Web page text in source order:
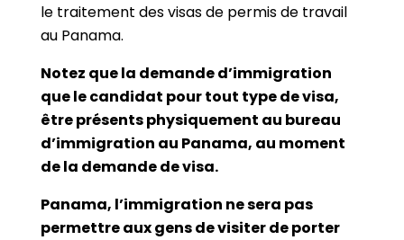
le traitement des visas de permis de travail
au Panama.
Notez que la demande d’immigration
que le candidat pour tout type de visa,
être présents physiquement au bureau
d’immigration au Panama, au moment
de la demande de visa.
Panama, l’immigration ne sera pas
permettre aux gens de visiter de porter